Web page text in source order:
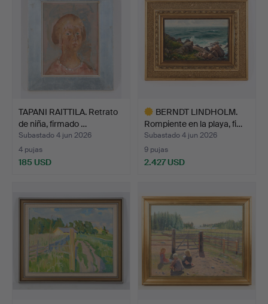
TAPANI RAITTILA. Retrato
de niña, firmado …
Subastado 4 jun 2026
4 pujas
185 USD
BERNDT LINDHOLM.
Rompiente en la playa, fi…
Subastado 4 jun 2026
9 pujas
2.427 USD